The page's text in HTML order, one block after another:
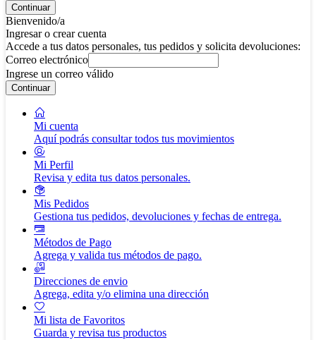
Continuar
Bienvenido/a
Ingresar o crear cuenta
Accede a tus datos personales, tus pedidos y solicita devoluciones:
Correo electrónico
Ingrese un correo válido
Continuar
Mi cuenta
Aquí podrás consultar todos tus movimientos
Mi Perfil
Revisa y edita tus datos personales.
Mis Pedidos
Gestiona tus pedidos, devoluciones y fechas de entrega.
Métodos de Pago
Agrega y valida tus métodos de pago.
Direcciones de envio
Agrega, edita y/o elimina una dirección
Mi lista de Favoritos
Guarda y revisa tus productos